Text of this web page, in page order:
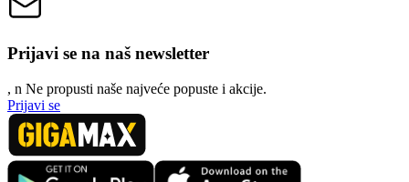
Prijavi se na naš newsletter
, n Ne propusti naše najveće popuste i akcije.
Prijavi se